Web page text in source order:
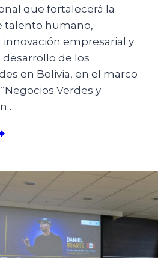
que fortalecerá la
talento humano,
innovación empresarial y
de los
en Bolivia, en el marco
Verdes y